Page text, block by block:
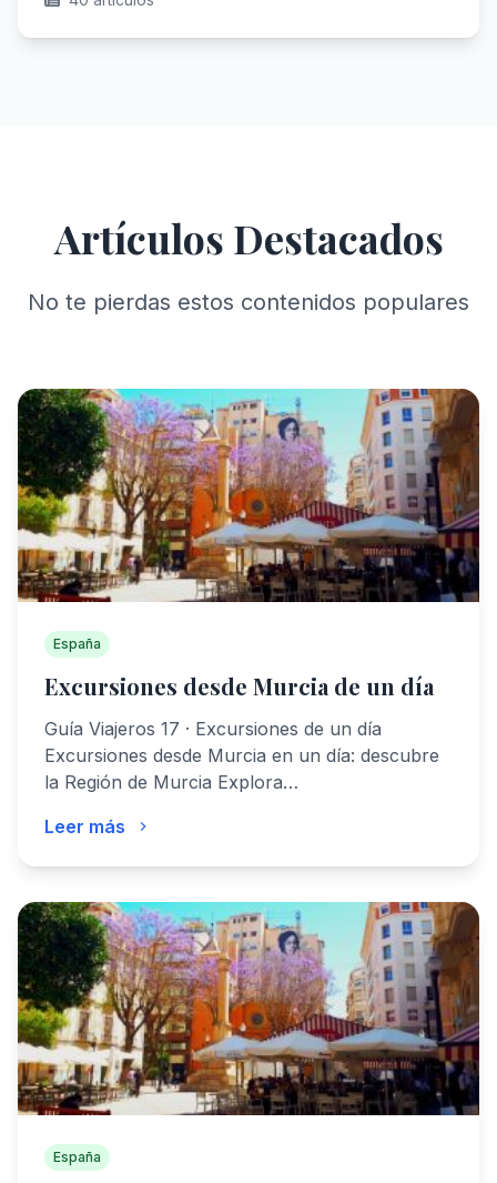
Artículos Destacados
No te pierdas estos contenidos populares
España
Excursiones desde Murcia de un día
Guía Viajeros 17 · Excursiones de un día
Excursiones desde Murcia en un día: descubre
la Región de Murcia Explora…
Leer más
España